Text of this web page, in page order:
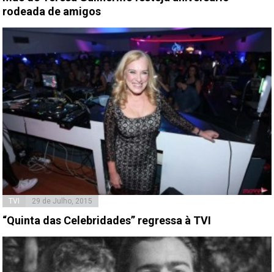
rodeada de amigos
TVI 29 de Julho, 2015
“Quinta das Celebridades” regressa à TVI